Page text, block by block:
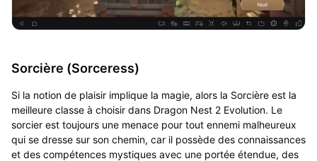
Sorcière (Sorceress)
Si la notion de plaisir implique la magie, alors la Sorcière est la
meilleure classe à choisir dans Dragon Nest 2 Evolution. Le
sorcier est toujours une menace pour tout ennemi malheureux
qui se dresse sur son chemin, car il possède des connaissances
et des compétences mystiques avec une portée étendue, des